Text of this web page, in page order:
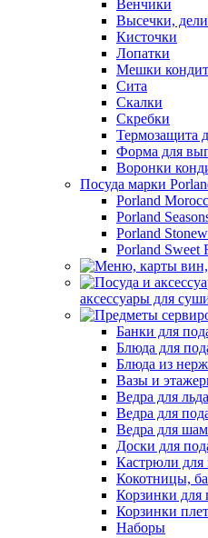
Венчики
Высечки,
Кисточки
Лопатки
Мешки
Сита
Скалки
Скребки
Термозащита
Форма для
Воронки
Посуда марки
Porland
Porland
Porland
Porland Sweet
аксессуары для
Банки для
Блюда для
Блюда из
Вазы и
Ведра для льда
Ведра для
Ведра для
Доски для
Кастрюли для
Кокотницы,
Корзинки для
Корзинки
Наборы